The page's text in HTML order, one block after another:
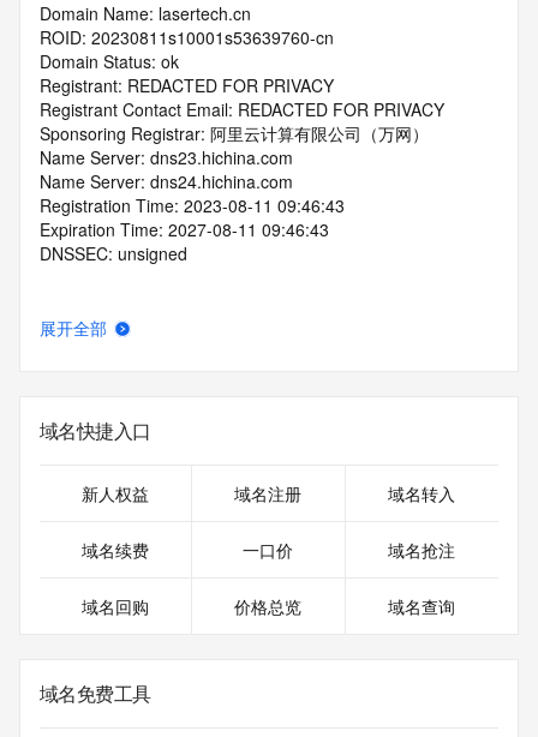
Domain Name: lasertech.cn
ROID: 20230811s10001s53639760-cn
Domain Status: ok
Registrant: REDACTED FOR PRIVACY
Registrant Contact Email: REDACTED FOR PRIVACY
Sponsoring Registrar: 阿里云计算有限公司（万网）
Name Server: dns23.hichina.com
Name Server: dns24.hichina.com
Registration Time: 2023-08-11 09:46:43
Expiration Time: 2027-08-11 09:46:43
DNSSEC: unsigned
展开全部
域名快捷入口
新人权益 域名注册 域名转入
域名续费 一口价 域名抢注
域名回购 价格总览 域名查询
域名免费工具